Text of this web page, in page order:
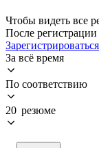
Чтобы видеть все
После
Зарегистрироваться
За всё время
По соответствию
20 резюме